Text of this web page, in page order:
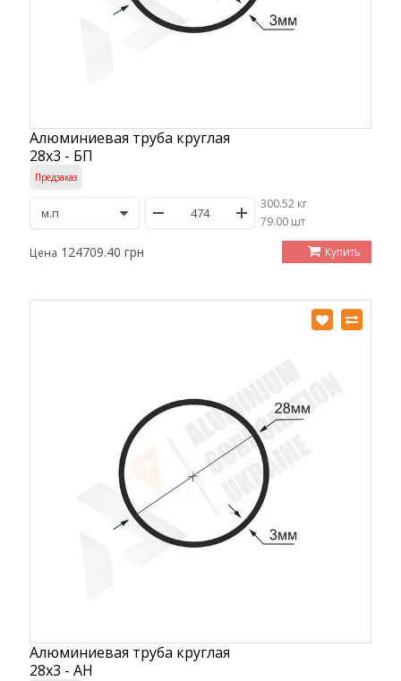
Алюминиевая труба круглая
28х3 - БП
Предзаказ
300.52 кг
/79.00 шт
Цена 124709.40 грн Купить
Алюминиевая труба круглая
28х3 - АН